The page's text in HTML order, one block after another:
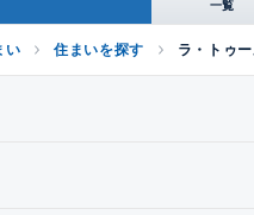
い 住まいを探す ラ・トゥ